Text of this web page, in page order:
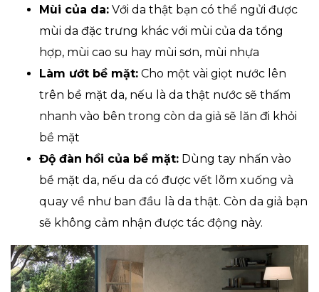
Mùi của da: Với da thật bạn có thể ngửi được
mùi da đặc trưng khác với mùi của da tổng
hợp, mùi cao su hay mùi sơn, mùi nhựa
Làm ướt bề mặt: Cho một vài giọt nước lên
trên bề mặt da, nếu là da thật nước sẽ thấm
nhanh vào bên trong còn da giả sẽ lăn đi khỏi
bề mặt
Độ đàn hồi của bề mặt: Dùng tay nhấn vào
bề mặt da, nếu da có được vết lõm xuống và
quay về như ban đầu là da thật. Còn da giả bạn
sẽ không cảm nhận được tác động này.